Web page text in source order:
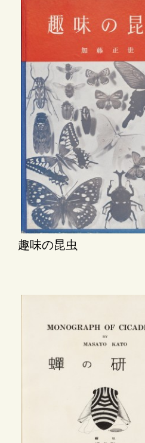
趣味の昆虫